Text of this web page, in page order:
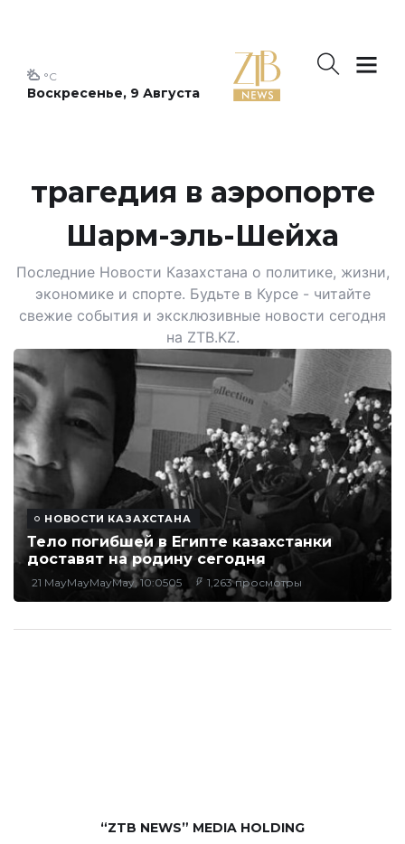
Воскресенье, 9 Августа
°C
трагедия в аэропорте
Шарм-эль-Шейха
Последние Новости Казахстана о политике, жизни,
экономике и спорте. Будьте в Курсе - читайте
свежие события и эксклюзивные новости сегодня
на ZTB.KZ.
НОВОСТИ КАЗАХСТАНА
Тело погибшей в Египте казахстанки
доставят на родину сегодня
21 MayMayMayMay, 10:0505 1,263 просмотры
“ZTB NEWS” MEDIA HOLDING